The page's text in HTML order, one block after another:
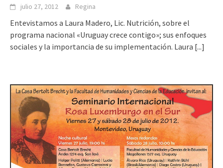
julio 27, 2012 Regina
Entevistamos a Laura Madero, Lic. Nutrición, sobre el
programa nacional «Uruguay crece contigo»; sus enfoques
sociales y la importancia de su implementación. Laura [...]